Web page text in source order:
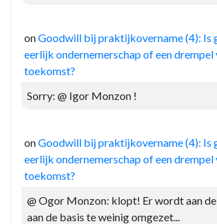
onGoodwill bij praktijkovername (4): Is
eerlijk ondernemerschap of een drempel
toekomst?
Sorry: @ Igor Monzon !
onGoodwill bij praktijkovername (4): Is
eerlijk ondernemerschap of een drempel
toekomst?
@ Ogor Monzon: klopt! Er wordt aan
aan de basis te weinig omgezet...